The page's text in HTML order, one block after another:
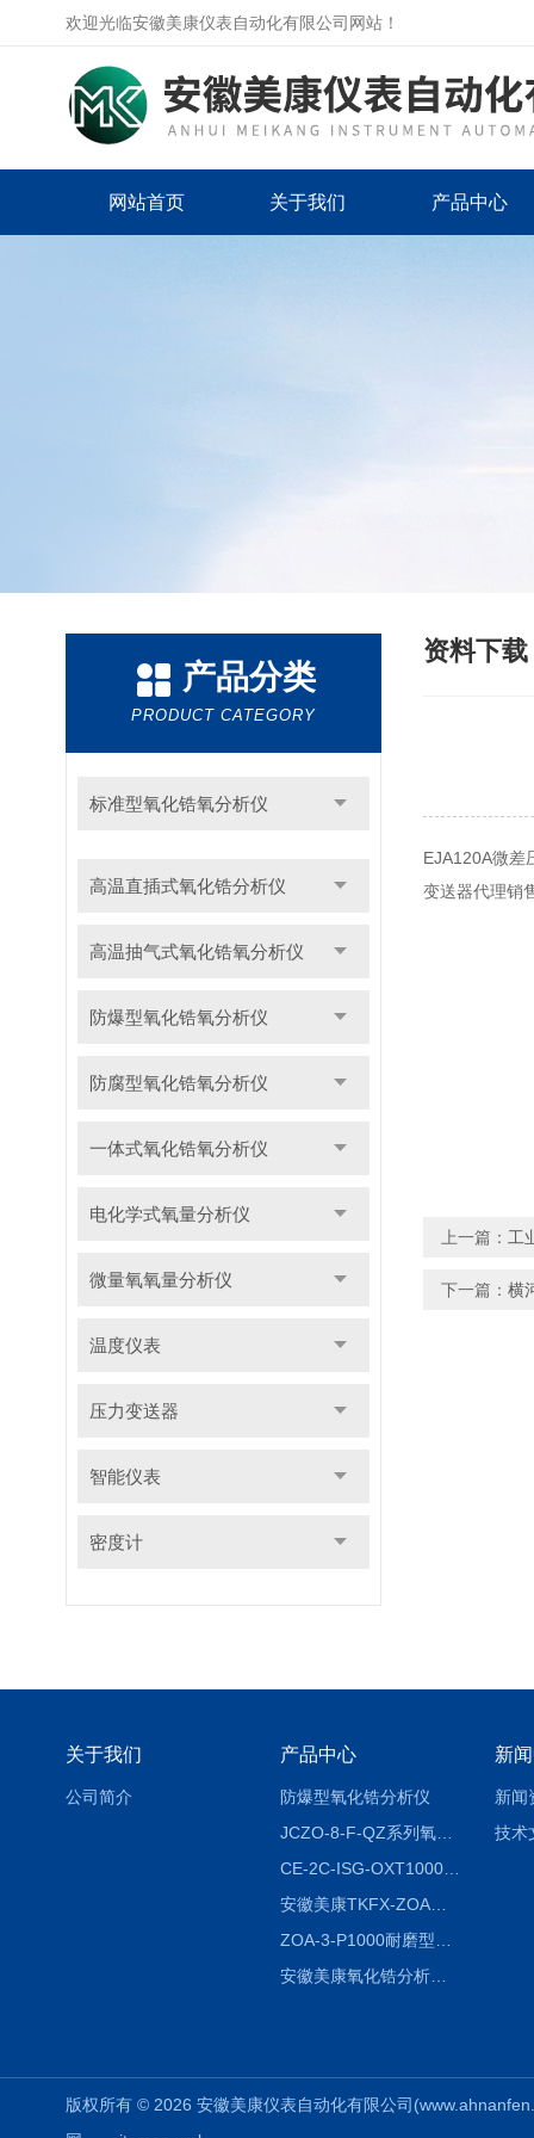
欢迎光临安徽美康仪表自动化有限公司网站！
网站首页 关于我们 产品中心
产品分类
PRODUCT CATEGORY
标准型氧化锆氧分析仪
高温直插式氧化锆分析仪
高温抽气式氧化锆氧分析仪
防爆型氧化锆氧分析仪
防腐型氧化锆氧分析仪
一体式氧化锆氧分析仪
电化学式氧量分析仪
微量氧氧量分析仪
温度仪表
压力变送器
智能仪表
密度计
资料下载
EJA120A微差
变送器代理销
上一篇： 工
下一篇： 横
关于我们
公司简介
产品中心
防爆型氧化锆分析仪
JCZO-8-F-QZ系列氧化锆分析仪
CE-2C-ISG-OXT1000氧化锆分析仪生产厂家
安徽美康TKFX-ZOA氧化锆分析仪品牌
安徽美康氧化锆分析仪制造商
新
新闻
技术
版权所有 © 2026 安徽美康仪表自动化有限公司